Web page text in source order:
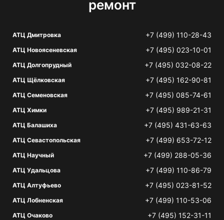
ремонт
АТЦ Дмитровка +7 (499) 110-28-43
АТЦ Новоясеневская +7 (495) 023-10-01
АТЦ Долгопрудный +7 (495) 032-08-22
АТЦ Щёлковская +7 (495) 162-90-81
АТЦ Семеновская +7 (495) 085-74-61
АТЦ Химки +7 (495) 989-21-31
АТЦ Балашиха +7 (495) 431-63-63
АТЦ Севастопольская +7 (499) 653-72-12
АТЦ Научный +7 (499) 288-05-36
АТЦ Удальцова +7 (499) 110-86-79
АТЦ Алтуфьево +7 (495) 023-81-52
АТЦ Лобненская +7 (499) 110-53-06
АТЦ Очаково +7 (495) 152-31-11